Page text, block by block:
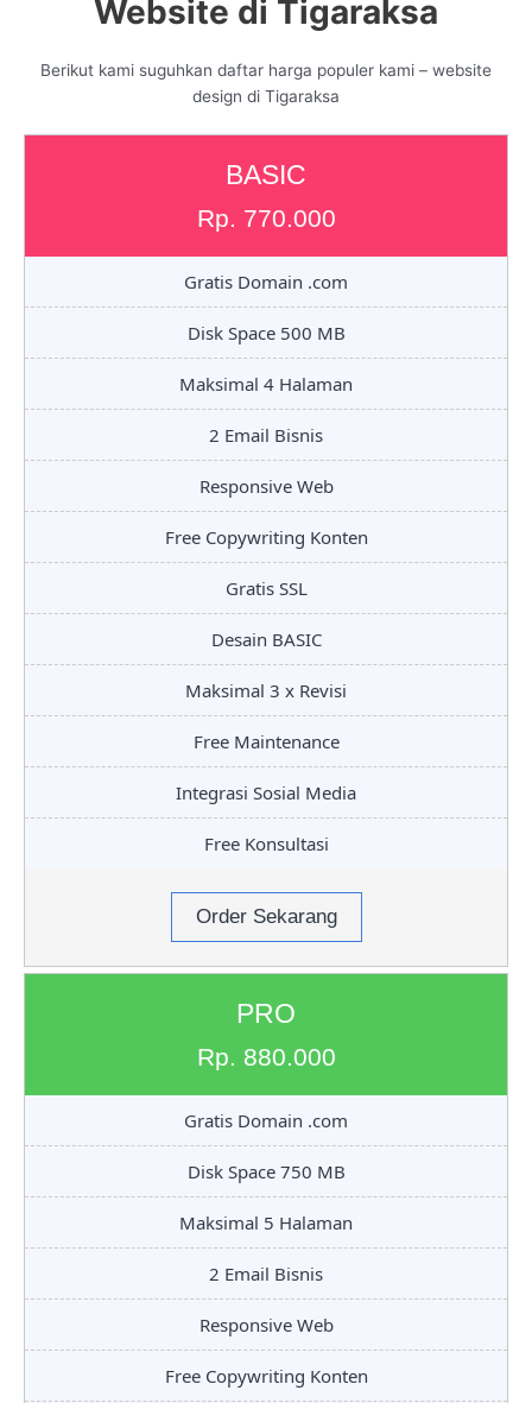
Website di Tigaraksa
Berikut kami suguhkan daftar harga populer kami – website
design di Tigaraksa
BASIC
Rp. 770.000
Gratis Domain .com
Disk Space 500 MB
Maksimal 4 Halaman
2 Email Bisnis
Responsive Web
Free Copywriting Konten
Gratis SSL
Desain BASIC
Maksimal 3 x Revisi
Free Maintenance
Integrasi Sosial Media
Free Konsultasi
Order Sekarang
PRO
Rp. 880.000
Gratis Domain .com
Disk Space 750 MB
Maksimal 5 Halaman
2 Email Bisnis
Responsive Web
Free Copywriting Konten